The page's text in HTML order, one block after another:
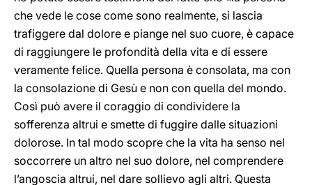
che vede le cose come sono realmente, si lascia
trafiggere dal dolore e piange nel suo cuore, è capace
di raggiungere le profondità della vita e di essere
veramente felice. Quella persona è consolata, ma con
la consolazione di Gesù e non con quella del mondo.
Così può avere il coraggio di condividere la
sofferenza altrui e smette di fuggire dalle situazioni
dolorose. In tal modo scopre che la vita ha senso nel
soccorrere un altro nel suo dolore, nel comprendere
l’angoscia altrui, nel dare sollievo agli altri. Questa